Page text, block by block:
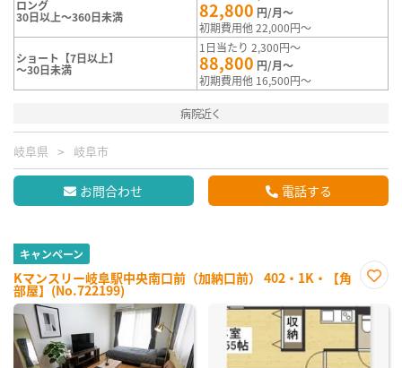
ロング
30日以上～360日未満 82,800 円/月～
初期費用他 22,000円～
ショート【7日以上】
～30日未満
1日当たり 2,300円～
88,800 円/月～
初期費用他 16,500円～
病院近く
岐阜県 岐阜市
お問合わせ 電話する
キャンペーン
Kマンスリー岐阜駅中央南口前（加納口前） 402・1K・【角
部屋】(No.722199)
に入
り登
録